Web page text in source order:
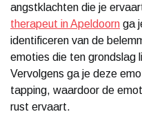
angstklachten die je
therapeut in Apeldoorn ga
identificeren van de
emoties die ten grondslag
Vervolgens ga je deze
tapping, waardoor de
rust ervaart.